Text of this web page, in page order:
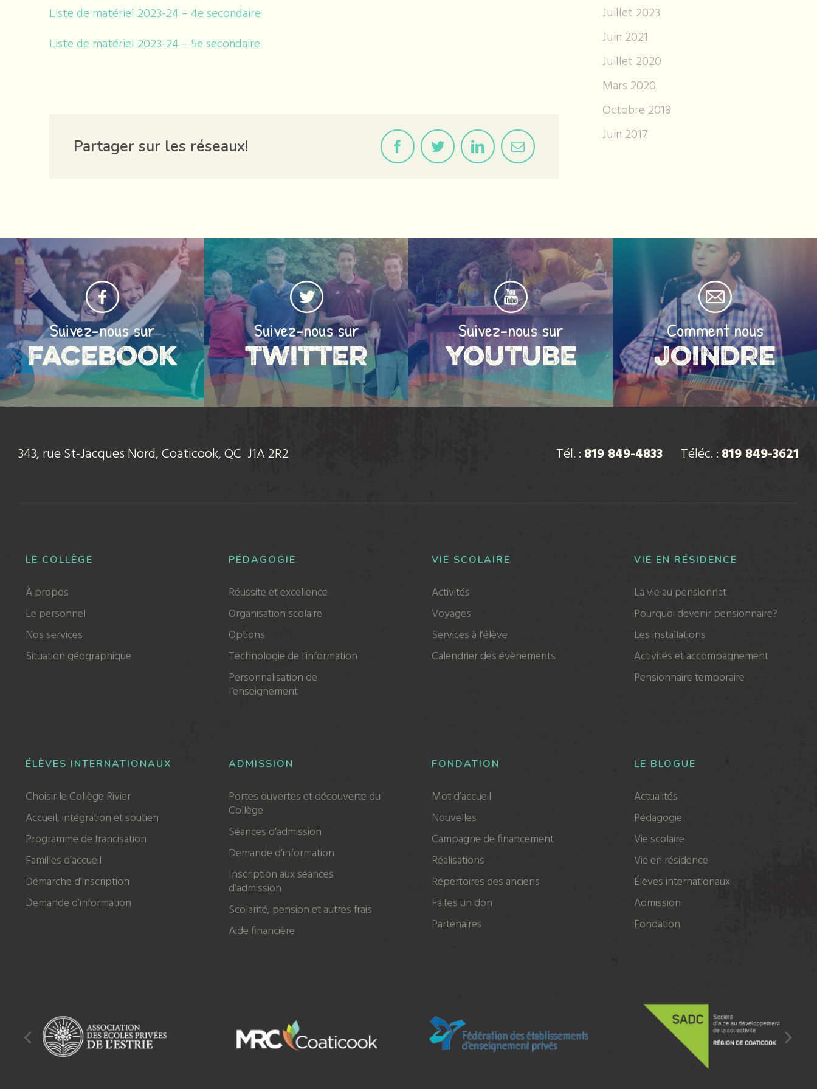
Liste de matériel 2023-24 – 4e secondaire
Liste de matériel 2023-24 – 5e secondaire
Partager sur les réseaux! FacebookTwitter LinkedInCourriel
Juillet 2023
Juin 2021
Juillet 2020
Mars 2020
Octobre 2018
Juin 2017
Suivez-nous sur
Facebook
Suivez-nous sur
Twitter
Suivez-nous sur
Youtube
Comment nous
Joindre
343, rue St-Jacques Nord, Coaticook, QC J1A 2R2 Tél. : 819 849-4833 Téléc. : 819 849-3621
LE COLLÈGE
À propos
Le personnel
Nos services
Situation géographique
PÉDAGOGIE
Réussite et excellence
Organisation scolaire
Options
Technologie de l’information
Personnalisation de
l’enseignement
VIE SCOLAIRE
Activités
Voyages
Services à l’élève
Calendrier des évènements
VIE EN RÉSIDENCE
La vie au pensionnat
Pourquoi devenir pensionnaire?
Les installations
Activités et accompagnement
Pensionnaire temporaire
ÉLÈVES INTERNATIONAUX
Choisir le Collège Rivier
Accueil, intégration et soutien
Programme de francisation
Familles d’accueil
Démarche d’inscription
Demande d’information
ADMISSION
Portes ouvertes et découverte du
Collège
Séances d’admission
Demande d’information
Inscription aux séances
d’admission
Scolarité, pension et autres frais
Aide financière
FONDATION
Mot d’accueil
Nouvelles
Campagne de financement
Réalisations
Répertoires des anciens
Faites un don
Partenaires
LE BLOGUE
Actualités
Pédagogie
Vie scolaire
Vie en résidence
Élèves internationaux
Admission
Fondation